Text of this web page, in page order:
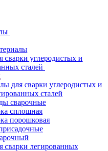
сварки углеродистых и
сталей
для сварки углеродистых и
сталей
сварочные
сплошная
порошковая
сварки легированных